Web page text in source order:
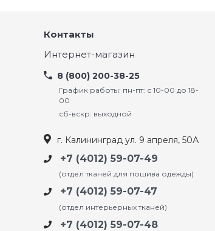
Контакты
Интернет-магазин
8 (800) 200-38-25
График работы: пн-пт: с 10-00 до 18-
00
сб-вскр: выходной
г. Калининград ул. 9 апреля, 50А
+7 (4012) 59-07-49
(отдел тканей для пошива одежды)
+7 (4012) 59-07-47
(отдел интерьерных тканей)
+7 (4012) 59-07-48